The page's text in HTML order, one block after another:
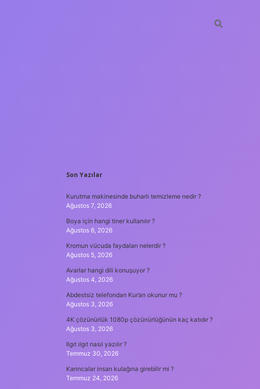
SIDEBAR
Son Yazılar
Kurutma makinesinde buharlı temizleme nedir ?
Ağustos 7, 2026
Boya için hangi tiner kullanılır ?
Ağustos 6, 2026
Kromun vücuda faydaları nelerdir ?
Ağustos 5, 2026
Avarlar hangi dili konuşuyor ?
Ağustos 4, 2026
Abdestsiz telefondan Kur’an okunur mu ?
Ağustos 3, 2026
4K çözünürlük 1080p çözünürlüğünün kaç katıdır ?
Ağustos 3, 2026
Ilgıt ılgıt nasıl yazılır ?
Temmuz 30, 2026
Karıncalar insan kulağına girebilir mi ?
Temmuz 24, 2026